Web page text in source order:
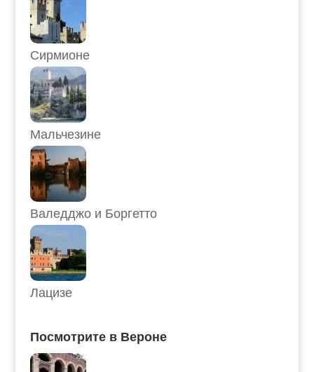
Сирмионе
Мальчезине
Валедджо и Боргетто
Лацизе
Посмотрите в Вероне